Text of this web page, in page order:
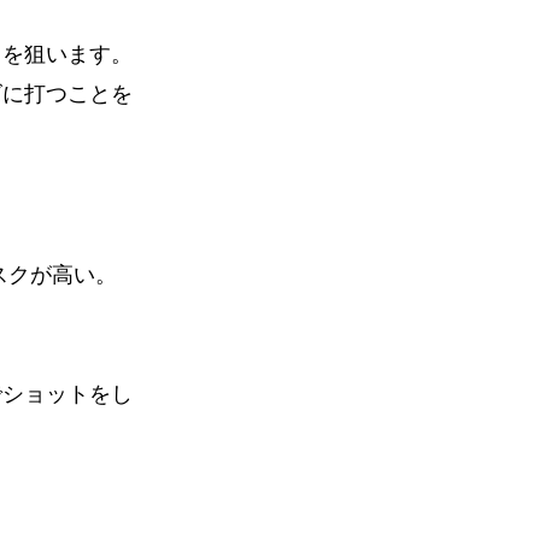
狙います。
打つことを
が高い。
ョットをし